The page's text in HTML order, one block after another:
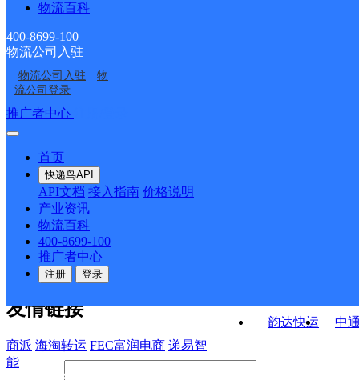
物流百科
400-8699-100
物流公司入驻
物流公司入驻
物
流公司登录
推广者中心
首页
快递鸟API
API文档 接入指南 价格说明
产业资讯
物流百科
400-8699-100
推广者中心
注册 登录
泉州洛江分部
福建泉州嘉熠公司
罗溪邮政支局
马甲邮政支局
韵达快运
中
接口API
API接口 DEMO下载
关于我们
公司介绍 企业动态
合作伙伴 快递鸟接口服务协议
户隐私政策
友情链接
商派 海淘转运 FEC富润电商 递易智
能